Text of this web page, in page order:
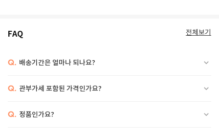
FAQ 전체보기
Q. 배송기간은 얼마나 되나요?
Q. 관부가세 포함된 가격인가요?
Q. 정품인가요?